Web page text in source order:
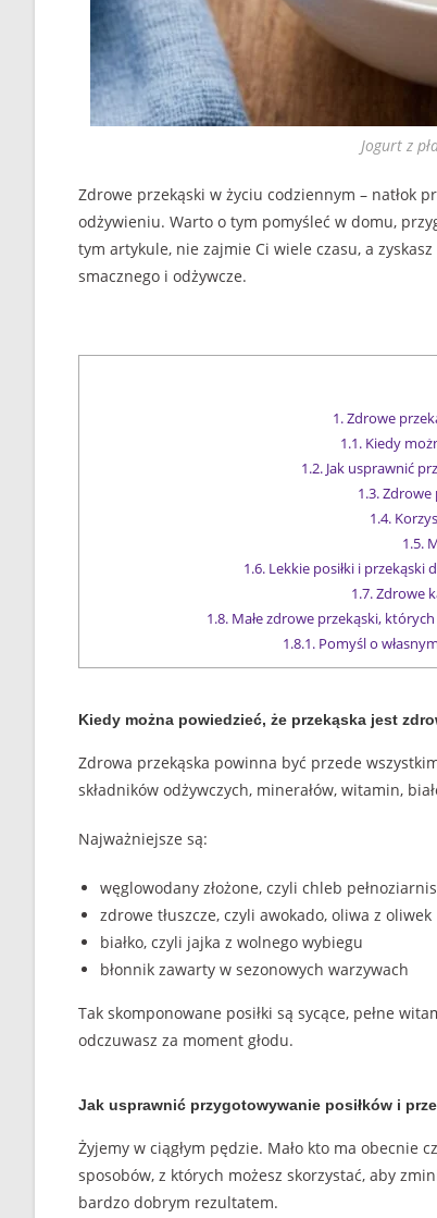
Jogurt z
Zdrowe przekąski w życiu codziennym – natłok
odżywieniu. Warto o tym pomyśleć w domu,
tym artykule, nie zajmie Ci wiele czasu, a
smacznego i odżywcze.
1.Zdrowe
1.1.Kiedy
1.2. Jak usprawnić
1.3.Zdrowe
1.4.
1.5.
1.6. Lekkie posiłki i przekąski
1.7.Zdrowe
1.8.Małe zdrowe przekąski,
1.8.1. Pomyśl o
Kiedy można powiedzieć, że przekąska jest
Zdrowa przekąska powinna być przede
składników odżywczych, minerałów, witamin,
Najważniejsze są:
węglowodany złożone, czyli chleb
zdrowe tłuszcze, czyli awokado, oliwa z oliwek
białko, czyli jajka z wolnego wybiegu
błonnik zawarty w sezonowych warzywach
Tak skomponowane posiłki są sycące, pełne
odczuwasz za moment głodu.
Jak usprawnić przygotowywanie posiłków i
Żyjemy w ciągłym pędzie. Mało kto ma obecnie
sposobów, z których możesz skorzystać, aby
bardzo dobrym rezultatem.